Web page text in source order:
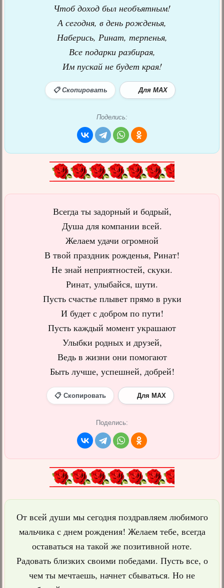
Чтоб доход был необъятным!
А сегодня, в день рожденья,
Наберись, Ринат, терпенья,
Все подарки разбирая,
Им пускай не будет края!
📋 Скопировать Для MAX
Поделись:
Всегда ты задорный и бодрый,
Душа для компании всей.
Желаем удачи огромной
В твой праздник рожденья, Ринат!
Не знай неприятностей, скуки.
Ринат, улыбайся, шути.
Пусть счастье плывет прямо в руки
И будет с добром по пути!
Пусть каждый момент украшают
Улыбки родных и друзей,
Ведь в жизни они помогают
Быть лучше, успешней, добрей!
📋 Скопировать Для MAX
Поделись:
От всей души мы сегодня поздравляем любимого
мальчика с днем рождения! Желаем тебе, всегда
оставаться на такой же позитивной ноте.
Радовать близких своими победами. Пусть все, о
чем ты мечтаешь, начнет сбываться. Но не